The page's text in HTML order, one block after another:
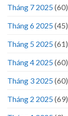
Tháng 7 2025(60)
Tháng 6 2025(45)
Tháng 5 2025(61)
Tháng 4 2025(60)
Tháng 3 2025(60)
Tháng 2 2025(69)